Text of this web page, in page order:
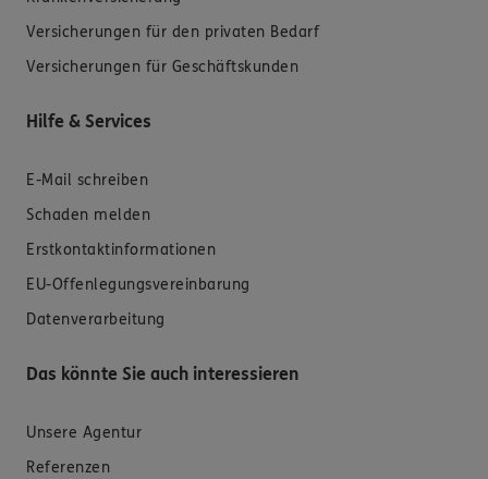
Versicherungen für den privaten Bedarf
Versicherungen für Geschäftskunden
Hilfe & Services
E-Mail schreiben
Schaden melden
Erstkontaktinformationen
EU-Offenlegungsvereinbarung
Datenverarbeitung
Das könnte Sie auch interessieren
Unsere Agentur
Referenzen